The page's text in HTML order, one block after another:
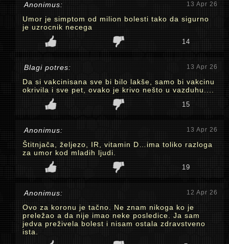
Anonimus: 13 Apr 26
Umor je simptom od milion bolesti tako da sigurno
je uzrocnik necega
14
Blagi potres: 13 Apr 26
Da si vakcinisana sve bi bilo lakše, samo bi vakcinu
okrivila i sve pet, ovako je krivo nešto u vazduhu....
15
Anonimus: 13 Apr 26
Štitnjača, željezo, IR, vitamin D…ima toliko razloga
za umor kod mladih ljudi.
19
Anonimus: 12 Apr 26
Ovo za koronu je tačno. Ne znam nikoga ko je
preležao a da nije imao neke posledice. Ja sam
jedva preživela bolest i nisam ostala zdravstveno
ista.